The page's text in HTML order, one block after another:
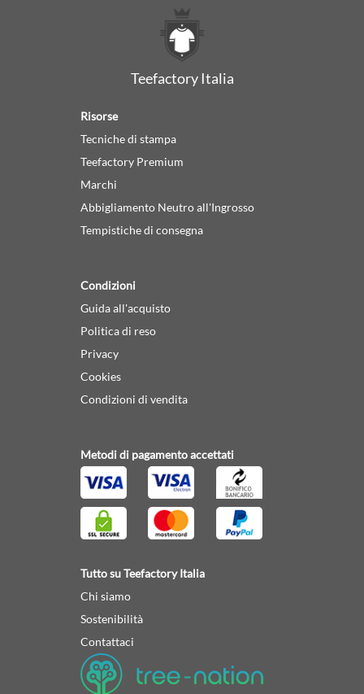
Teefactory Italia
Risorse
Tecniche di stampa
Teefactory Premium
Marchi
Abbigliamento Neutro all'Ingrosso
Tempistiche di consegna
Condizioni
Guida all'acquisto
Politica di reso
Privacy
Cookies
Condizioni di vendita
Metodi di pagamento accettati
Tutto su Teefactory Italia
Chi siamo
Sostenibilità
Contattaci